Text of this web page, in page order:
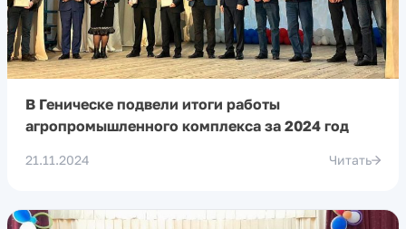
В Геническе подвели итоги работы
агропромышленного комплекса за 2024 год
21.11.2024 Читать